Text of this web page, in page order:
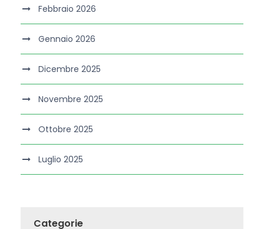
Febbraio 2026
Gennaio 2026
Dicembre 2025
Novembre 2025
Ottobre 2025
Luglio 2025
Categorie